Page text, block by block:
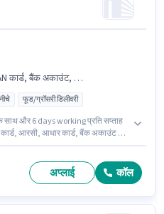
आधार कार्ड, स्मार्टफोन, साइकिल
फूड/ग्रॉसरी डिलीवरी
और 6 days working प्रति सप्ताह
आरसी, आधार कार्ड, बैंक अकाउंट का
नीचे योग्यता वाले उम्मीदवार आवेदन कर
ड्राइविंग होना अनिवार्य है।
अप्लाई कॉल